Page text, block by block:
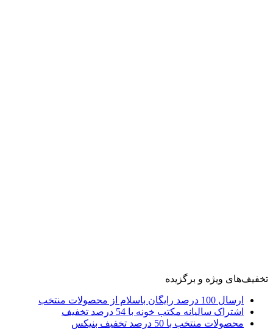
تخفیف‌های ویژه و برگزیده
ارسال 100 درصد رایگان باسلام از محصولات منتخب
اشتراک سالیانه مکتب خونه با 54 درصد تخفیف
محصولات منتخب با 50 درصد تخفیف بنیکس